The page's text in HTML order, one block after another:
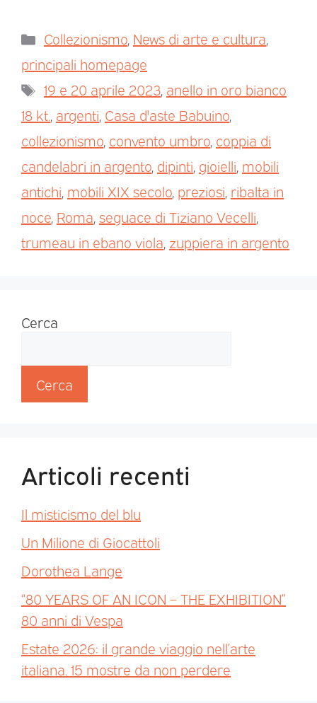
Collezionismo, News di arte e cultura,
principali homepage
19 e 20 aprile 2023, anello in oro bianco
18 kt., argenti, Casa d'aste Babuino,
collezionismo, convento umbro, coppia di
candelabri in argento, dipinti, gioielli, mobili
antichi, mobili XIX secolo, preziosi, ribalta in
noce, Roma,seguace di Tiziano Vecelli,
trumeau in ebano viola, zuppiera in argento
Cerca
Cerca
Articoli recenti
Il misticismo del blu
Un Milione di Giocattoli
Dorothea Lange
“80 YEARS OF AN ICON – THE EXHIBITION”
80 anni di Vespa
Estate 2026: il grande viaggio nell’arte
italiana. 15 mostre da non perdere